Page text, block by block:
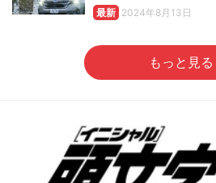
最新 2024年8月13日
もっと見る